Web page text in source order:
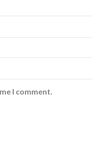
I comment.